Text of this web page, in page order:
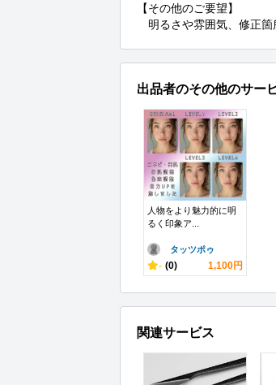
【その他のご要望】
明るさや雰囲気、修正箇
出品者のその他のサー
人物をより魅力的に明
るく印象ア...
タッツポゥ
- (0) 1,100円
関連サービス